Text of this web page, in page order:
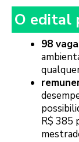
O edital
98
R$ 385